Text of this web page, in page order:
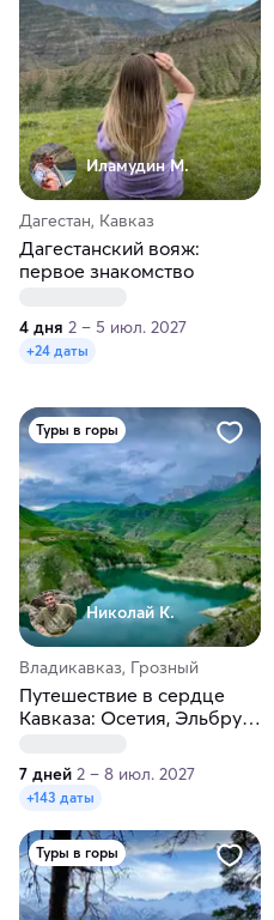
Иламудин М.
Дагестан, Кавказ
Дагестанский вояж:
первое знакомство
4 дня 2 – 5 июл. 2027
+24 даты
Туры в горы
Николай К.
Владикавказ, Грозный
Путешествие в сердце
Кавказа: Осетия, Эльбрус,
7 дней 2 – 8 июл. 2027
+143 даты
Туры в горы